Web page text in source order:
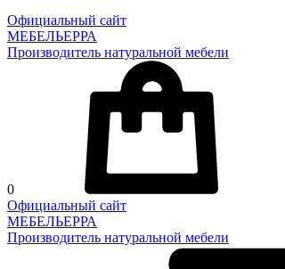
Официальный сайт
МЕБЕЛЬЕРРА
Производитель натуральной мебели
0
Официальный сайт
МЕБЕЛЬЕРРА
Производитель натуральной мебели